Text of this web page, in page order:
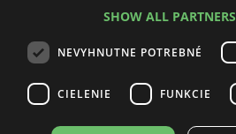
PONDELOK-PIATOK 07:00 - 15:30
VÁM RÁD POMÔŽE :
PETRA: 0911 545 237
SHOW ALL PARTNERS
NEVYHNUTNE POTREBNÉ
CIELENIE FUNKCIE